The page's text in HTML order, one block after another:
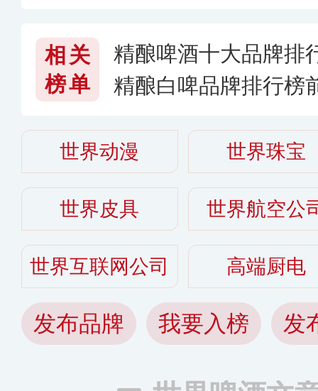
相关
榜单
精酿啤酒十大品牌排
精酿白啤品牌排行榜
世界动漫 世界珠宝
世界皮具 世界航空公
世界互联网公司 高端厨电
发布品牌 我要入榜 发